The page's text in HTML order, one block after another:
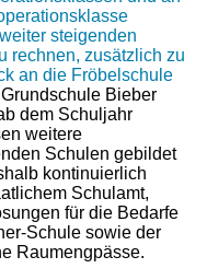
steigenden
rechnen, zusätzlich zu
an die Fröbelschule
Bieber
dem Schuljahr
weitere
Schulen gebildet
kontinuierlich
Schulamt,
für die Bedarfe
Schule sowie der
Raumengpässe.